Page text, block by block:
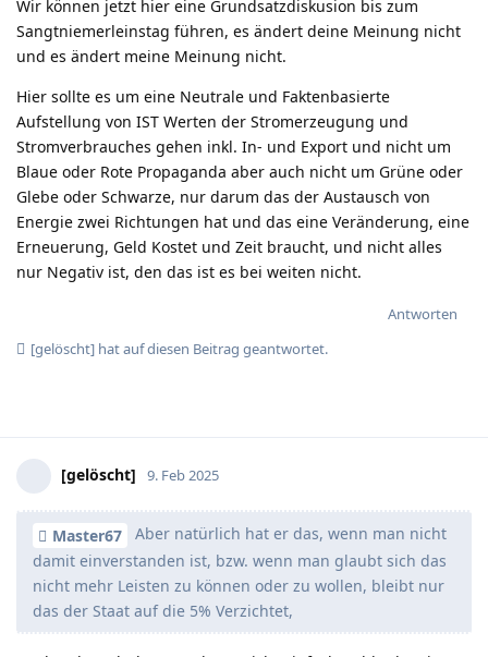
Wir können jetzt hier eine Grundsatzdiskusion bis zum
Sangtniemerleinstag führen, es ändert deine Meinung nicht
und es ändert meine Meinung nicht.
Hier sollte es um eine Neutrale und Faktenbasierte
Aufstellung von IST Werten der Stromerzeugung und
Stromverbrauches gehen inkl. In- und Export und nicht um
Blaue oder Rote Propaganda aber auch nicht um Grüne oder
Glebe oder Schwarze, nur darum das der Austausch von
Energie zwei Richtungen hat und das eine Veränderung, eine
Erneuerung, Geld Kostet und Zeit braucht, und nicht alles
nur Negativ ist, den das ist es bei weiten nicht.
Antworten
[gelöscht] hatauf diesen Beitrag geantwortet.
[gelöscht] 9. Feb 2025
Master67
Aber natürlich hat er das, wenn man nicht
damit einverstanden ist, bzw. wenn man glaubt sich das
nicht mehr Leisten zu können oder zu wollen, bleibt nur
das der Staat auf die 5% Verzichtet,